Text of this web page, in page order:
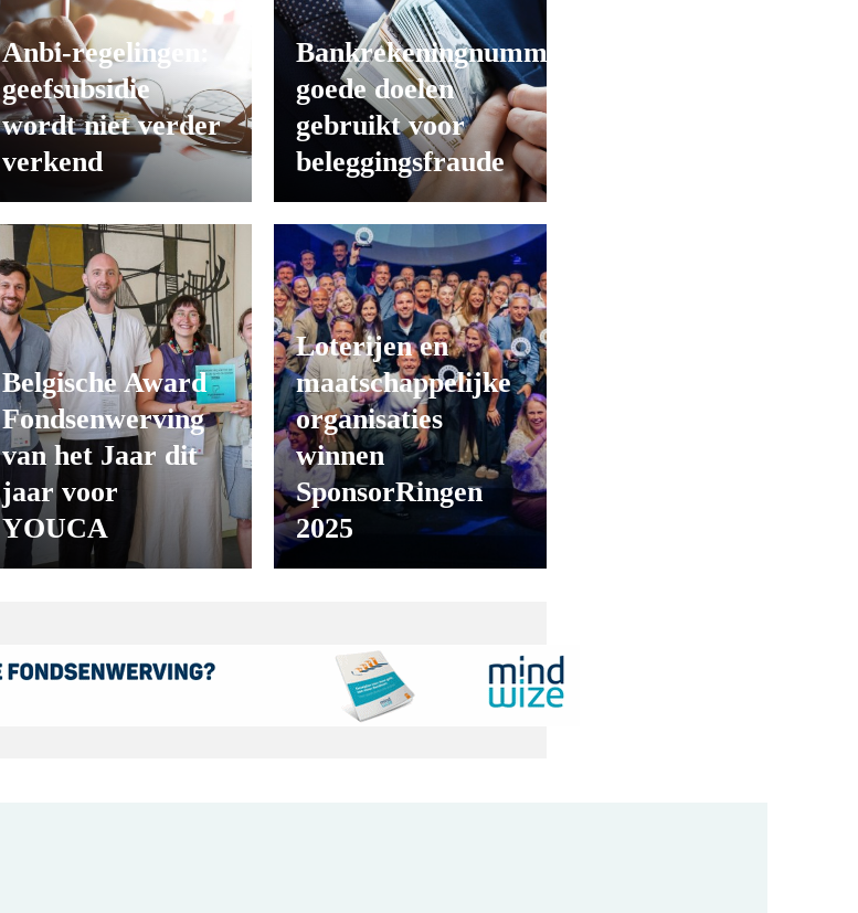
Anbi-regelingen:
geefsubsidie
wordt niet verder
verkend
Bankrekeningnummers
goede doelen
gebruikt voor
beleggingsfraude
Belgische Award
Fondsenwerving
van het Jaar dit
jaar voor
YOUCA
Loterijen en
maatschappelijke
organisaties
winnen
SponsorRingen
2025